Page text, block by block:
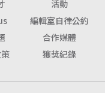
活動
編輯室自律公約
合作媒體
獲獎紀錄